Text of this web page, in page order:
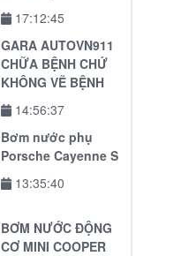
17:12:45
GARA AUTOVN911
CHỮA BỆNH CHỨ
KHÔNG VẼ BỆNH
14:56:37
Bơm nước phụ
Porsche Cayenne S
13:35:40
BƠM NƯỚC ĐỘNG
CƠ MINI COOPER